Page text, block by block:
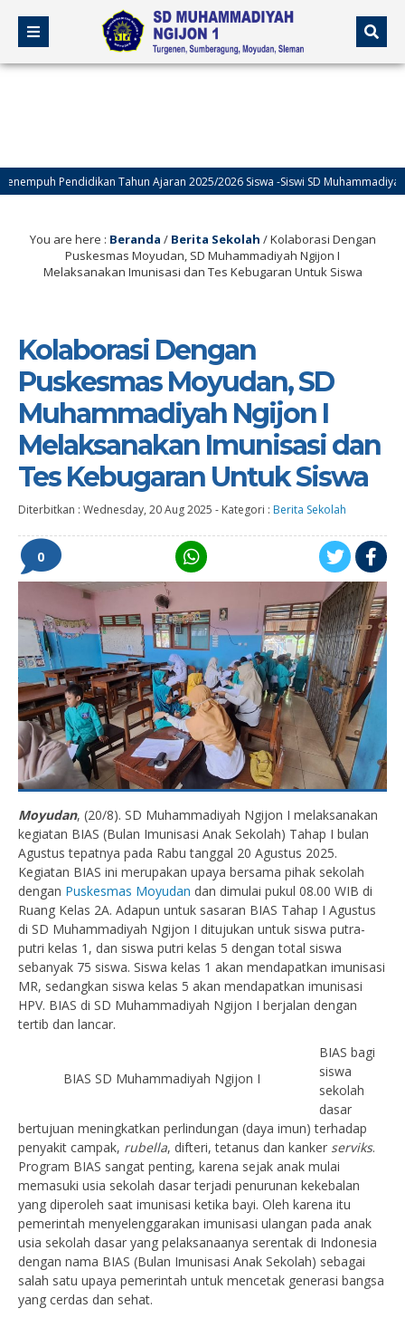
Pendidikan Tahun Ajaran 2025/2026 Siswa -Siswi SD Muhammadiyah
You are here : Beranda / Berita Sekolah /Kolaborasi Dengan
Puskesmas Moyudan, SD Muhammadiyah Ngijon I
Melaksanakan Imunisasi dan Tes Kebugaran Untuk Siswa
Kolaborasi Dengan
Puskesmas Moyudan, SD
Muhammadiyah Ngijon I
Melaksanakan Imunisasi dan
Tes Kebugaran Untuk Siswa
Diterbitkan : Wednesday, 20 Aug 2025 - Kategori : Berita Sekolah
0
Moyudan, (20/8). SD Muhammadiyah Ngijon I melaksanakan
kegiatan BIAS (Bulan Imunisasi Anak Sekolah) Tahap I bulan
Agustus tepatnya pada Rabu tanggal 20 Agustus 2025.
Kegiatan BIAS ini merupakan upaya bersama pihak sekolah
dengan Puskesmas Moyudan dan dimulai pukul 08.00 WIB di
Ruang Kelas 2A. Adapun untuk sasaran BIAS Tahap I Agustus
di SD Muhammadiyah Ngijon I ditujukan untuk siswa putra-
putri kelas 1, dan siswa putri kelas 5 dengan total siswa
sebanyak 75 siswa. Siswa kelas 1 akan mendapatkan imunisasi
MR, sedangkan siswa kelas 5 akan mendapatkan imunisasi
HPV. BIAS di SD Muhammadiyah Ngijon I berjalan dengan
tertib dan lancar.
BIAS SD Muhammadiyah Ngijon I
BIAS bagi
siswa
sekolah
dasar
bertujuan meningkatkan perlindungan (daya imun) terhadap
penyakit campak, rubella, difteri, tetanus dan kanker serviks.
Program BIAS sangat penting, karena sejak anak mulai
memasuki usia sekolah dasar terjadi penurunan kekebalan
yang diperoleh saat imunisasi ketika bayi. Oleh karena itu
pemerintah menyelenggarakan imunisasi ulangan pada anak
usia sekolah dasar yang pelaksanaanya serentak di Indonesia
dengan nama BIAS (Bulan Imunisasi Anak Sekolah) sebagai
salah satu upaya pemerintah untuk mencetak generasi bangsa
yang cerdas dan sehat.